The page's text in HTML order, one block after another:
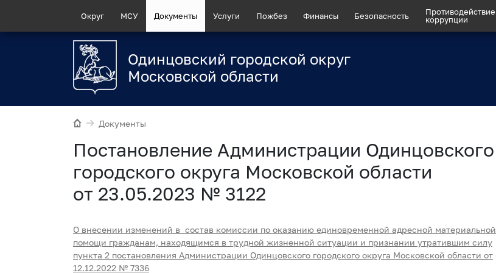
Округ МСУ Документы Услуги Пожбез Финансы Безопасность
Противодействие
коррупции
Одинцовский городской округ
Московской области
Документы
Постановление Администрации Одинцовского
городского округа Московской области
от 23.05.2023 № 3122
О внесении изменений в состав комиссии по оказанию единовременной адресной материальной
помощи гражданам, находящимся в трудной жизненной ситуации и признании утратившим силу
пункта 2 постановления Администрации Одинцовского городского округа Московской области от
12.12.2022 № 7336